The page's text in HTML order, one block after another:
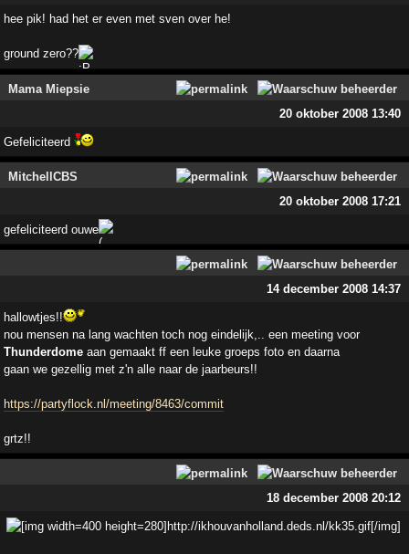
hee pik! had het er even met sven over he!
ground zero??
Mama Miepsie
20 oktober 2008 13:40
Gefeliciteerd
MitchellCBS
20 oktober 2008 17:21
gefeliciteerd ouwe
14 december 2008 14:37
hallowtjes!!
nou mensen na lang wachten toch nog eindelijk,.. een meeting voor
Thunderdomeaan gemaakt ff een leuke groeps foto en daarna
gaan we gezellig met z'n alle naar de jaarbeurs!!
https://partyflock.nl/meeting/8463/commit
grtz!!
18 december 2008 20:12